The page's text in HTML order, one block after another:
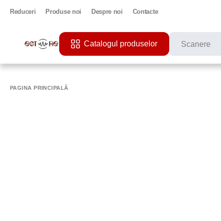
Reduceri Produse noi Despre noi Contacte
Catalogul produselor
PAGINA PRINCIPALĂ